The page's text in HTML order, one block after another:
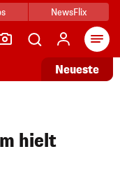
NewsFlix
Neueste
hielt